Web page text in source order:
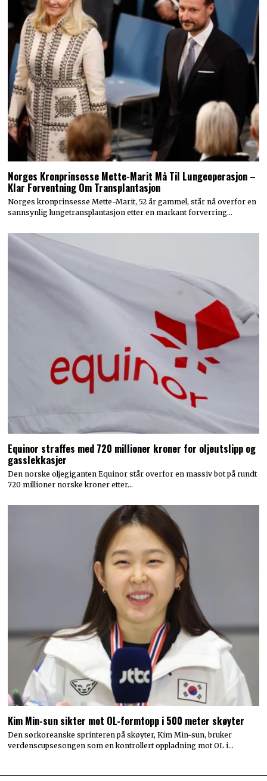
Norges Kronprinsesse Mette-Marit Må Til Lungeoperasjon –
Klar Forventning Om Transplantasjon
Norges kronprinsesse Mette-Marit, 52 år gammel, står nå overfor en
sannsynlig lungetransplantasjon etter en markant forverring…
Equinor straffes med 720 millioner kroner for oljeutslipp og
gasslekkasjer
Den norske oljegiganten Equinor står overfor en massiv bot på rundt
720 millioner norske kroner etter…
Kim Min-sun sikter mot OL-formtopp i 500 meter skøyter
Den sørkoreanske sprinteren på skøyter, Kim Min-sun, bruker
verdenscupsesongen som en kontrollert oppladning mot OL i…